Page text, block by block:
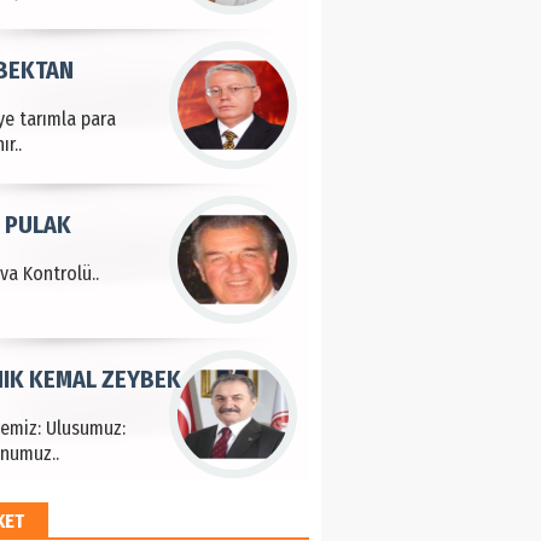
tarımla para
Kontrolü..
PULAK
Ulusumuz:
KEMAL ZEYBEK
HAYRİ PEKER